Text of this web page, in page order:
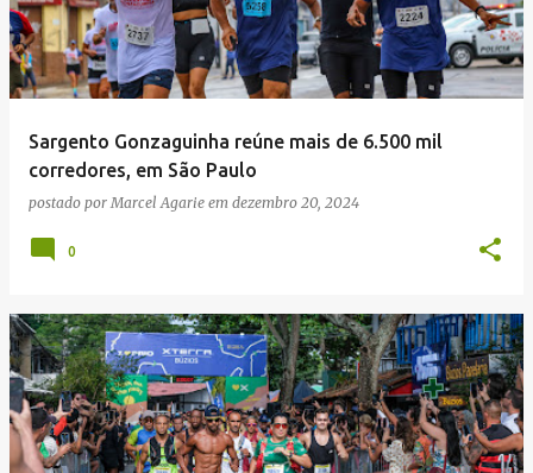
Sargento Gonzaguinha reúne mais de 6.500 mil
corredores, em São Paulo
postado porMarcel Agarie em dezembro 20, 2024
0